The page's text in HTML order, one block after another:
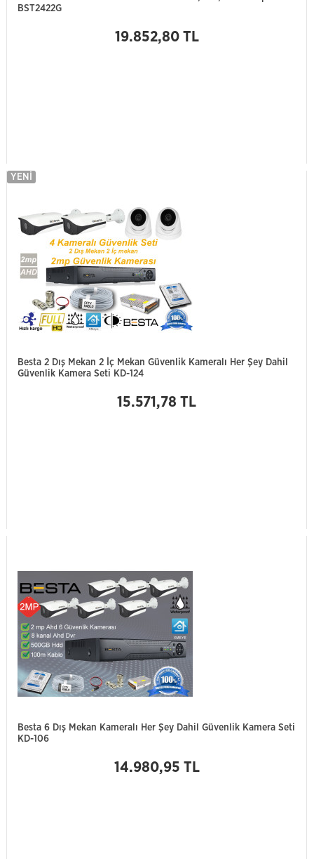
BST2422G
19.852,80 TL
Besta 2 Dış Mekan 2 İç Mekan Güvenlik Kameralı Her Şey Dahil
Güvenlik Kamera Seti KD-124
15.571,78 TL
YENI
Besta 6 Dış Mekan Kameralı Her Şey Dahil Güvenlik Kamera Seti
KD-106
14.980,95 TL